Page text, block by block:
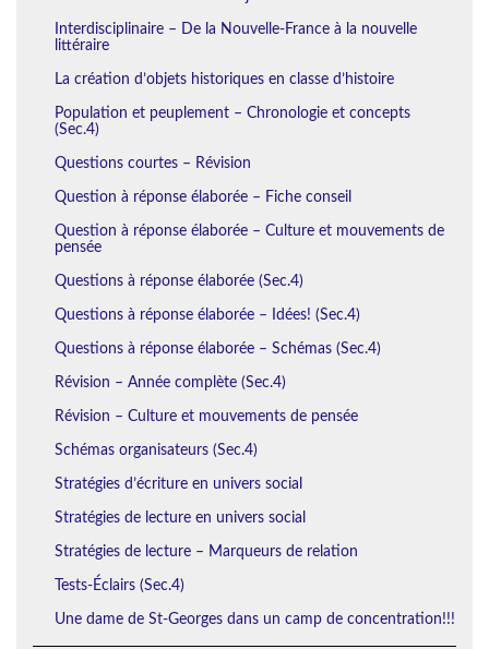
Interdisciplinaire – De la Nouvelle-France à la nouvelle
littéraire
La création d’objets historiques en classe d’histoire
Population et peuplement – Chronologie et concepts
(Sec.4)
Questions courtes – Révision
Question à réponse élaborée – Fiche conseil
Question à réponse élaborée – Culture et mouvements de
pensée
Questions à réponse élaborée (Sec.4)
Questions à réponse élaborée – Idées! (Sec.4)
Questions à réponse élaborée – Schémas (Sec.4)
Révision – Année complète (Sec.4)
Révision – Culture et mouvements de pensée
Schémas organisateurs (Sec.4)
Stratégies d’écriture en univers social
Stratégies de lecture en univers social
Stratégies de lecture – Marqueurs de relation
Tests-Éclairs (Sec.4)
Une dame de St-Georges dans un camp de concentration!!!